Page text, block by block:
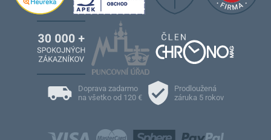
Doprava zadarmo
na všetko od 120 €
Prodloužená
záruka 5 rokov